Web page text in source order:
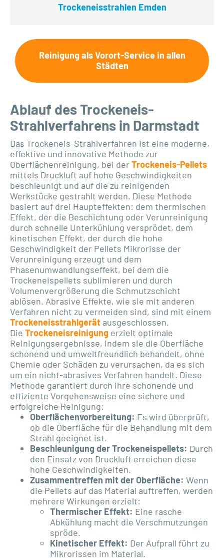
Trockeneisstrahlen Emden
Reinigung als Vorort-Service in allen
Städten
Ablauf des Trockeneis-
Strahlverfahrens in Darmstadt
Das Trockeneis-Strahlverfahren ist eine moderne,
effektive und innovative Methode zur
Oberflächenreinigung, bei der Trockeneis-Pellets
mittels Druckluft auf hohe Geschwindigkeiten
beschleunigt und auf die zu reinigenden
Werkstücke gestrahlt werden. Diese Methode
basiert auf drei Haupteffekten: dem thermischen
Effekt, der die Beschichtung oder Verunreinigung
durch schnelle Unterkühlung versprödet, dem
kinetischen Effekt, der durch die hohe
Geschwindigkeit der Pellets Mikrorisse der
Verunreinigung erzeugt und dem
Phasenumwandlungseffekt, bei dem die
Trockeneispellets sublimieren und durch
Volumenvergrößerung die Schmutzschicht
ablösen. Abrasive Effekte, wie sie mit anderen
Verfahren nicht zu vermeiden sind, sind mit einem
Trockeneisstrahlgerät ausgeschlossen.
Die Trockeneisreinigung erzielt optimale
Reinigungsergebnisse, indem sie die Oberfläche
schonend und umweltfreundlich behandelt, ohne
Chemie oder Schäden zu verursachen, da es sich
um ein nicht-abrasives Verfahren handelt. Diese
Methode garantiert durch ihre schonende und
effiziente Vorgehensweise eine sichere und
erfolgreiche Reinigung:
Oberflächenvorbereitung: Es wird überprüft,
ob die Oberfläche für die Behandlung mit dem
Strahl geeignet ist.
Beschleunigung der Trockeneispellets: Durch
den Einsatz von Druckluft erreichen diese
hohe Geschwindigkeiten.
Zusammentreffen mit der Oberfläche: Wenn
die Pellets auf das Material auftreffen, werden
mehrere Wirkungen erzielt:
Thermischer Effekt: Eine rasche
Abkühlung macht die Verschmutzungen
spröde.
Kinetischer Effekt: Der Aufprall führt zu
Mikrorissen im Material.